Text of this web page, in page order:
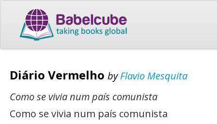
Diário Vermelho byFlavio Mesquita
Como se vivia num país comunista
Como se vivia num país comunista